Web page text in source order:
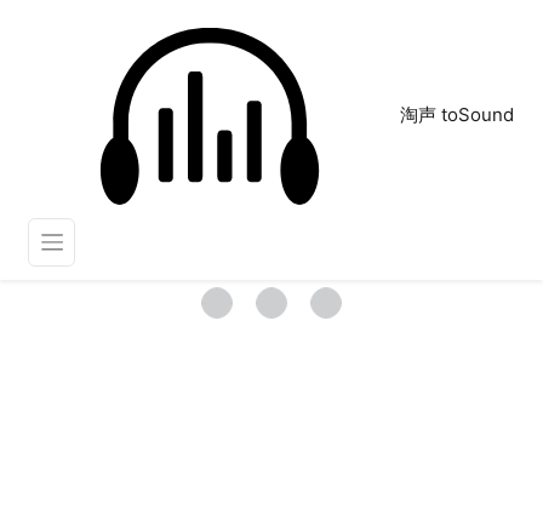
淘声 toSound
拳击比赛
正在为您搜索声音资源